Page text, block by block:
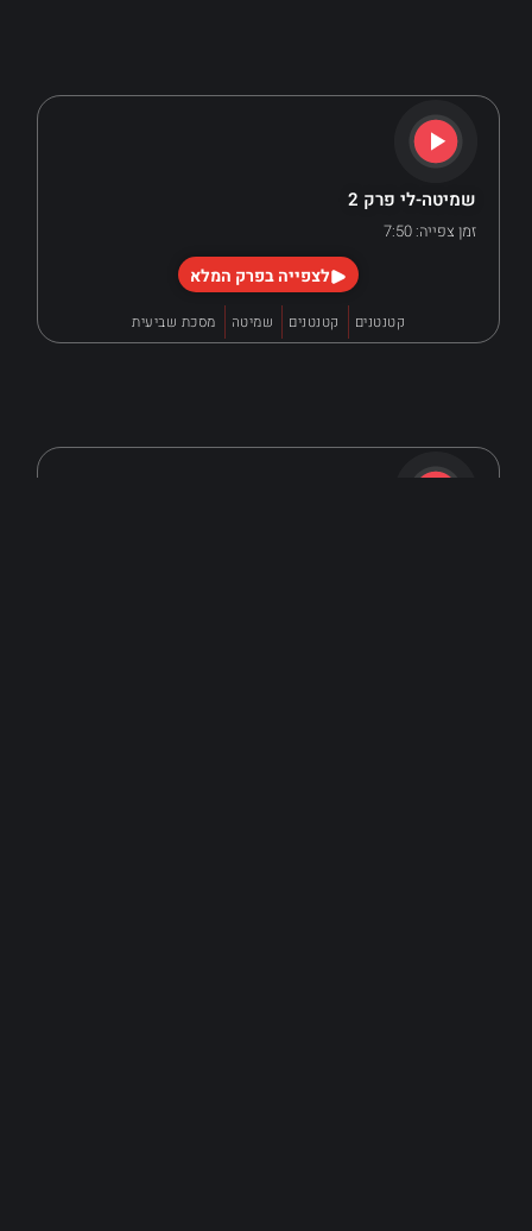
שמיטה-לי פרק 2
זמן צפייה: 7:50
לצפייה בפרק המלא
קטנטנים קטנטנים שמיטה מסכת שביעית